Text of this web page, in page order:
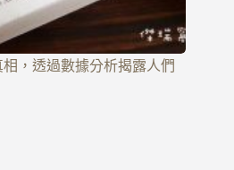
，透過數據分析揭露人們